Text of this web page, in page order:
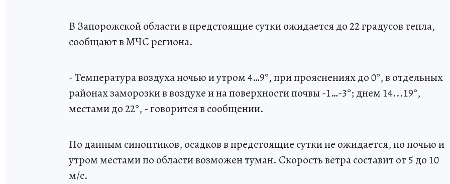
В Запорожской области в предстоящие сутки ожидается до 22 градусов тепла,
сообщают в МЧС региона.
- Температура воздуха ночью и утром 4…9°, при прояснениях до 0°, в отдельных
районах заморозки в воздухе и на поверхности почвы -1…-3°; днем 14...19°,
местами до 22°, - говорится в сообщении.
По данным синоптиков, осадков в предстоящие сутки не ожидается, но ночью и
утром местами по области возможен туман. Скорость ветра составит от 5 до 10
м/с.